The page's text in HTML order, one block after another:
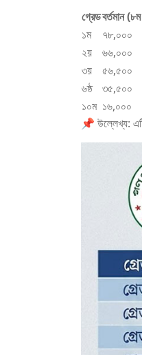
গ্রেডবর্তমান
১ম
৭৮,০০০
২য়
৬৬,০০০
৩য়
৫৬,৫০০
৬ষ্ঠ
৩৫,৫০০
১০ম ১৬,০০০
📌 উল্লেখ্য: